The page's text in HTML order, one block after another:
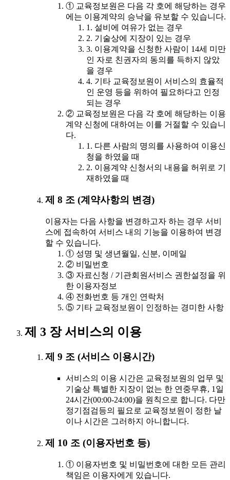
① 교육정보원은 다음 각 호에 해당하는 경우
에는 이용계약의 승낙을 유보할 수 있습니다.
1. 설비에 여유가 없는 경우
2. 기술상에 지장이 있는 경우
3. 이용계약을 신청한 사람이 14세 미만
인 자로 친권자의 동의를 득하지 않았
을 경우
4. 기타 교육정보원이 서비스의 효율적
인 운영 등을 위하여 필요하다고 인정
되는 경우
② 교육정보원은 다음 각 호에 해당하는 이용
계약 신청에 대하여는 이를 거절할 수 있습니
다.
1. 다른 사람의 명의를 사용하여 이용신
청을 하였을 때
2. 이용계약 신청서의 내용을 허위로 기
재하였을 때
제 8 조 (계약사항의 변경)
이용자는 다음 사항을 변경하고자 하는 경우 서비
스에 접속하여 서비스 내의 기능을 이용하여 변경
할 수 있습니다.
① 성명 및 생년월일, 신분, 이메일
② 비밀번호
③ 자료신청 / 기관회원서비스 권한설정을 위
한 이용자정보
④ 전화번호 등 개인 연락처
⑤ 기타 교육정보원이 인정하는 경미한 사항
제 3 장 서비스의 이용
제 9 조 (서비스 이용시간)
서비스의 이용 시간은 교육정보원의 업무 및
기술상 특별한 지장이 없는 한 연중무휴, 1일
24시간(00:00-24:00)을 원칙으로 합니다. 다만
정기점검등의 필요로 교육정보원이 정한 날
이나 시간은 그러하지 아니합니다.
제 10 조 (이용자번호 등)
① 이용자번호 및 비밀번호에 대한 모든 관리
책임은 이용자에게 있습니다.